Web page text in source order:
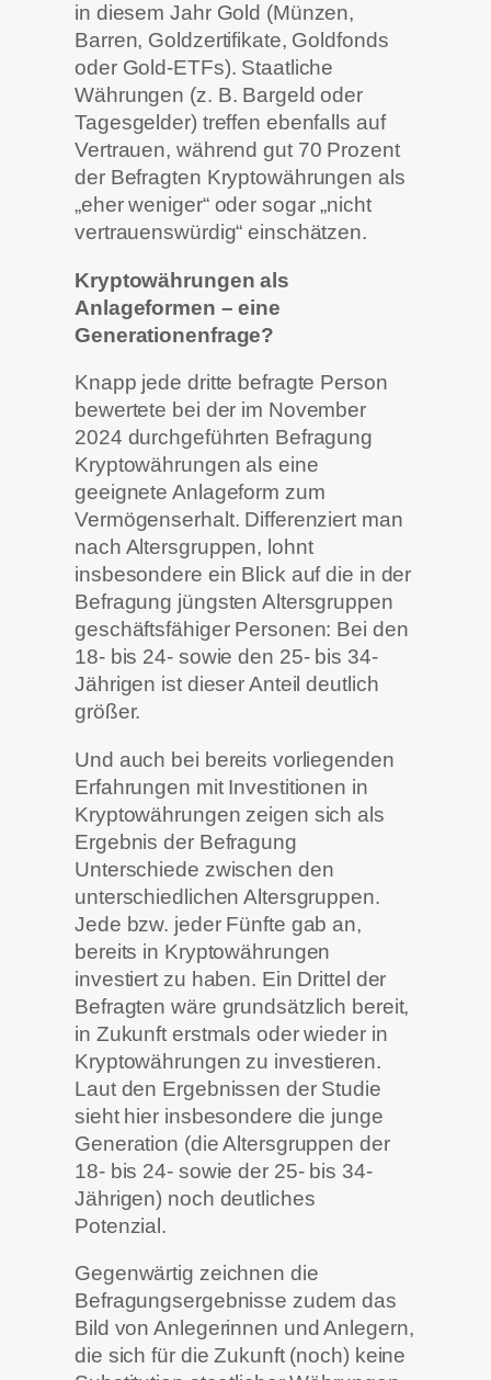
in diesem Jahr Gold (Münzen,
Barren, Goldzertifikate, Goldfonds
oder Gold-ETFs). Staatliche
Währungen (z. B. Bargeld oder
Tagesgelder) treffen ebenfalls auf
Vertrauen, während gut 70 Prozent
der Befragten Kryptowährungen als
„eher weniger“ oder sogar „nicht
vertrauenswürdig“ einschätzen.
Kryptowährungen als
Anlageformen – eine
Generationenfrage?
Knapp jede dritte befragte Person
bewertete bei der im November
2024 durchgeführten Befragung
Kryptowährungen als eine
geeignete Anlageform zum
Vermögenserhalt. Differenziert man
nach Altersgruppen, lohnt
insbesondere ein Blick auf die in der
Befragung jüngsten Altersgruppen
geschäftsfähiger Personen: Bei den
18- bis 24- sowie den 25- bis 34-
Jährigen ist dieser Anteil deutlich
größer.
Und auch bei bereits vorliegenden
Erfahrungen mit Investitionen in
Kryptowährungen zeigen sich als
Ergebnis der Befragung
Unterschiede zwischen den
unterschiedlichen Altersgruppen.
Jede bzw. jeder Fünfte gab an,
bereits in Kryptowährungen
investiert zu haben. Ein Drittel der
Befragten wäre grundsätzlich bereit,
in Zukunft erstmals oder wieder in
Kryptowährungen zu investieren.
Laut den Ergebnissen der Studie
sieht hier insbesondere die junge
Generation (die Altersgruppen der
18- bis 24- sowie der 25- bis 34-
Jährigen) noch deutliches
Potenzial.
Gegenwärtig zeichnen die
Befragungsergebnisse zudem das
Bild von Anlegerinnen und Anlegern,
die sich für die Zukunft (noch) keine